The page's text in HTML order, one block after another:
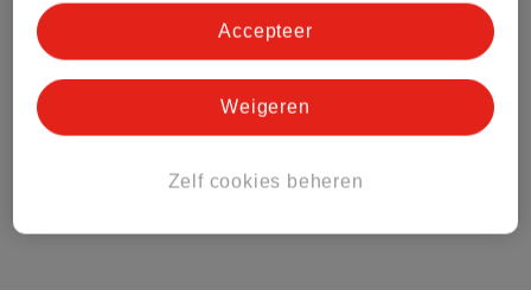
Bekijk ook
Alle Wiegen
Zelf cookies beheren
Weigeren
Accepteer